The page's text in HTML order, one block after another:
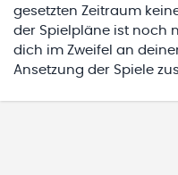
gesetzten Zeitraum
der Spielpläne ist noch
dich im Zweifel an
Ansetzung der Spiele